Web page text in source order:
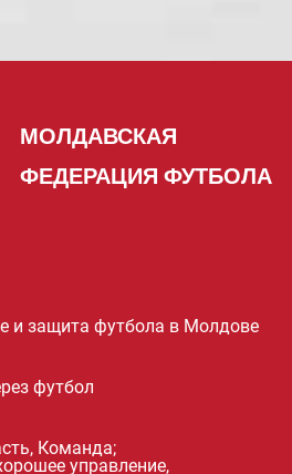
МОЛДАВСКАЯ
ФЕДЕРАЦИЯ ФУТБОЛА
и защита футбола в Молдове
футбол
Команда;
управление,